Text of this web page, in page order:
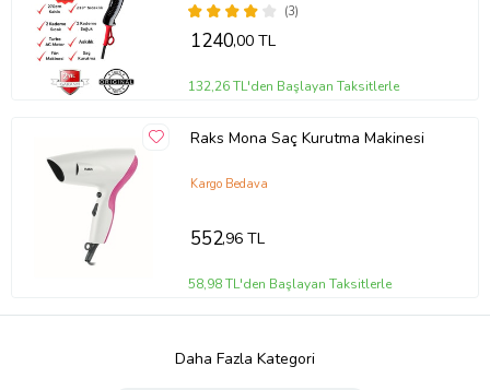
(3)
1240,00 TL
132,26 TL'den Başlayan Taksitlerle
Raks Mona Saç Kurutma Makinesi
Kargo Bedava
552,96 TL
58,98 TL'den Başlayan Taksitlerle
Daha Fazla Kategori